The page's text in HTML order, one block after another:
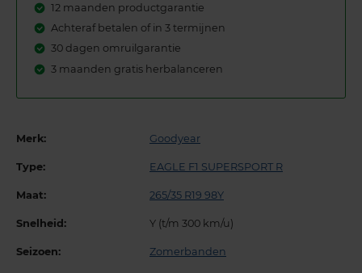
12 maanden productgarantie
Achteraf betalen of in 3 termijnen
30 dagen omruilgarantie
3 maanden gratis herbalanceren
Merk: Goodyear
Type: EAGLE F1 SUPERSPORT R
Maat: 265/35 R19 98Y
Snelheid: Y (t/m 300 km/u)
Seizoen: Zomerbanden